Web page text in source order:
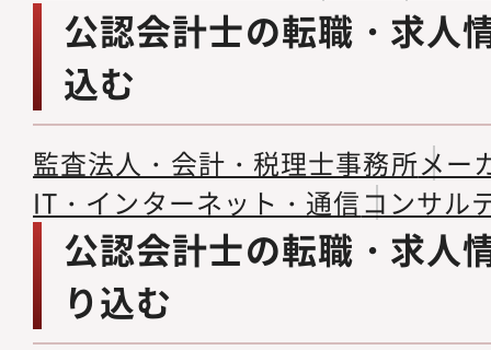
公認会計士の転職・求人
込む
監査法人・会計・税理士事務所メー
IT・インターネット・通信コンサル
公認会計士の転職・求人
り込む